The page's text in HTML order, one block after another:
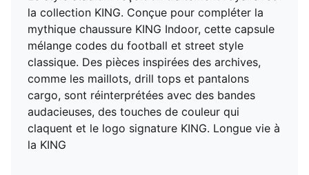
la collection KING. Conçue pour compléter la
mythique chaussure KING Indoor, cette capsule
mélange codes du football et street style
classique. Des pièces inspirées des archives,
comme les maillots, drill tops et pantalons
cargo, sont réinterprétées avec des bandes
audacieuses, des touches de couleur qui
claquent et le logo signature KING. Longue vie à
la KING